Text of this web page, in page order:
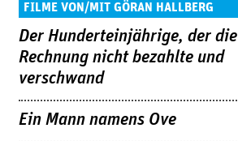
FILME VON/MIT GÖRAN HALLBERG
Der Hunderteinjährige, der die
Rechnung nicht bezahlte und
verschwand
Ein Mann namens Ove